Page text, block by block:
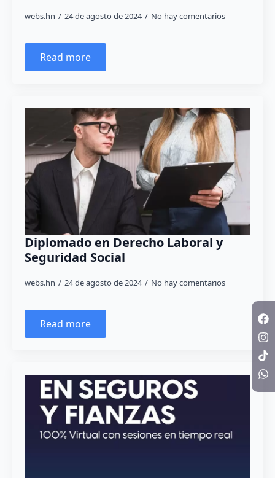
webs.hn 24 de agosto de 2024 No hay comentarios
Read more
Diplomado en Derecho Laboral y
Seguridad Social
webs.hn 24 de agosto de 2024 No hay comentarios
Read more